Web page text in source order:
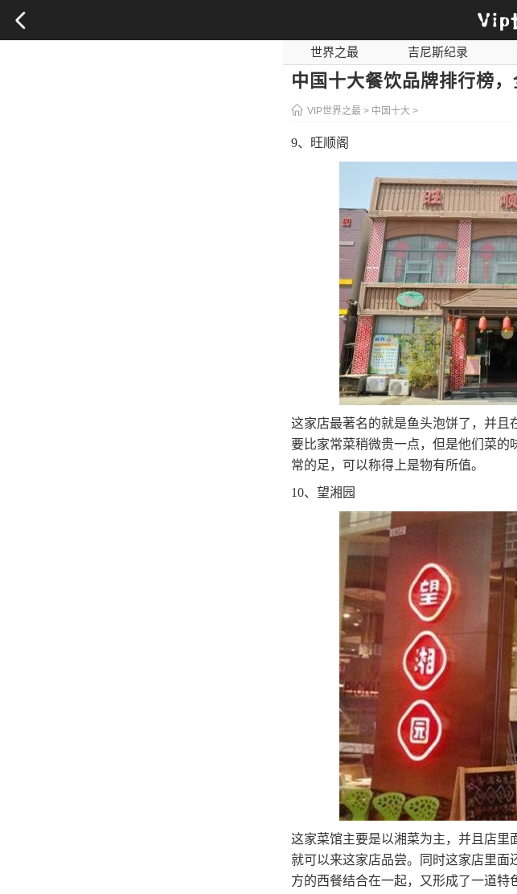
世界之最 吉尼斯纪录
影视之最
奇闻异事
中国十大餐饮品牌排行榜
VIP世界之最 > 中国十大 >
9、旺顺阁
这家店最著名的就是鱼头泡饼了，并
要比家常菜稍微贵一点，但是他们菜
常的足，可以称得上是物有所值。
10、望湘园
这家菜馆主要是以湘菜为主，并且店里
就可以来这家店品尝。同时这家店里面
方的西餐结合在一起，又形成了一道特